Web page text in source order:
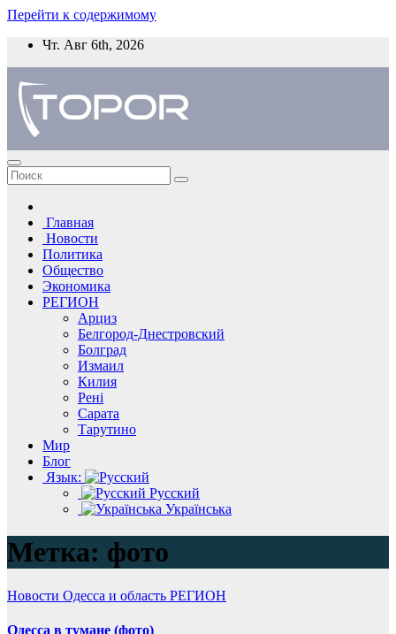
Перейти к содержимому
Чт. Авг 6th, 2026
Главная
Новости
Политика
Общество
Экономика
РЕГИОН
Арциз
Белгород-Днестровский
Болград
Измаил
Килия
Рені
Сарата
Тарутино
Мир
Блог
Язык:
Русский
Українська
Метка: фото
Новости Одесса и область РЕГИОН
Одесса в тумане (фото)